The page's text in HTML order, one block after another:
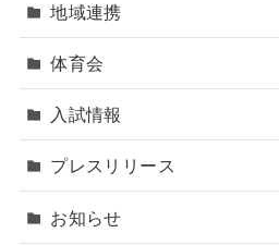
地域連携
体育会
入試情報
プレスリリース
お知らせ